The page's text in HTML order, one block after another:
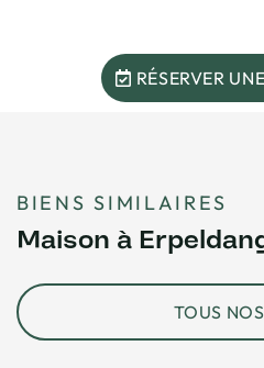
RÉSERVER
BIENS SIMILAIRES
Maison à
TOUS